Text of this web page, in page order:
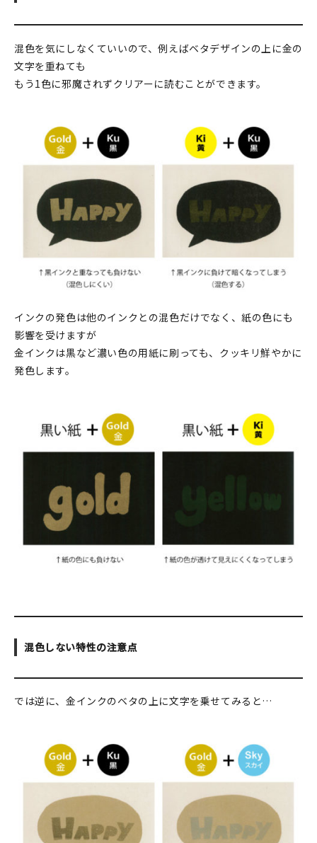
混色を気にしなくていいので、例えばベタデザインの上に金の
文字を重ねても
もう1色に邪魔されずクリアーに読むことができます。
インクの発色は他のインクとの混色だけでなく、紙の色にも
影響を受けますが
金インクは黒など濃い色の用紙に刷っても、クッキリ鮮やかに
発色します。
混色しない特性の注意点
では逆に、金インクのベタの上に文字を乗せてみると…